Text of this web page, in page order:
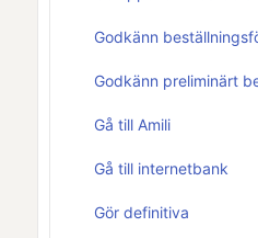
Godkänn
Godkänn preliminärt
Gå till Amili
Gå till internetbank
Gör definitiva